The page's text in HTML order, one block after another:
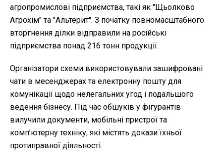
агропромислові підприємства, такі як "Щьолково
Агрохім" та "Альтерит". З початку повномасштабного
вторгнення ділки відправили на російські
підприємства понад 216 тонн продукції.
Організатори схеми використовували зашифровані
чати в месенджерах та електронну пошту для
комунікації щодо нелегальних угод і подальшого
ведення бізнесу. Під час обшуків у фігурантів
вилучили документи, мобільні пристрої та
комп’ютерну техніку, які містять докази їхньої
протиправної діяльності.